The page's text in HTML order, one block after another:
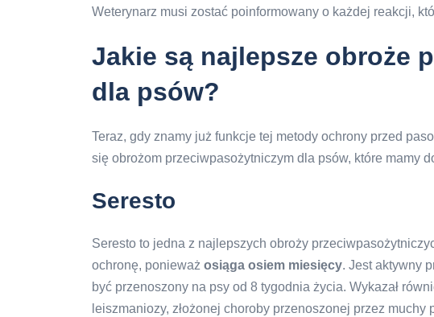
Weterynarz musi zostać poinformowany o każdej reakcji,
Jakie są najlepsze obroże
dla psów?
Teraz, gdy znamy już funkcje tej metody ochrony przed
się obrożom przeciwpasożytniczym dla psów, które mamy
Seresto
Seresto to jedna z najlepszych obroży
ochronę, ponieważ osiąga osiem miesięcy. Jest aktywny
być przenoszony na psy od 8 tygodnia życia. Wykazał
leiszmaniozy, złożonej choroby przenoszonej przez muchy